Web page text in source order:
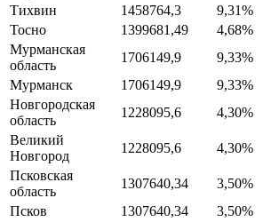
Тихвин
1458764,3 9,31%
Тосно
1399681,49 4,68%
Мурманская
область
1706149,9 9,33%
Мурманск
1706149,9 9,33%
Новгородская
область
1228095,6 4,30%
Великий
Новгород
1228095,6 4,30%
Псковская
область
1307640,34 3,50%
Псков
1307640,34 3,50%